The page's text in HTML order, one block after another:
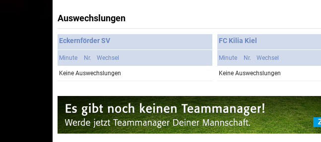
Auswechslungen
Eckernförder SV
Minute Nr. Wechsel
Keine Auswechslungen
FC Kilia Kiel
Minute Nr. Wechsel
Keine Auswechslungen